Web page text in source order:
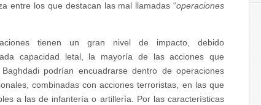
entre los que destacan las mal llamadas “operaciones
tienen un gran nivel de impacto, debido
capacidad letal, la mayoría de las acciones que
podrían encuadrarse dentro de operaciones
combinadas con acciones terroristas, en las que
a las de infantería o artillería. Por las características